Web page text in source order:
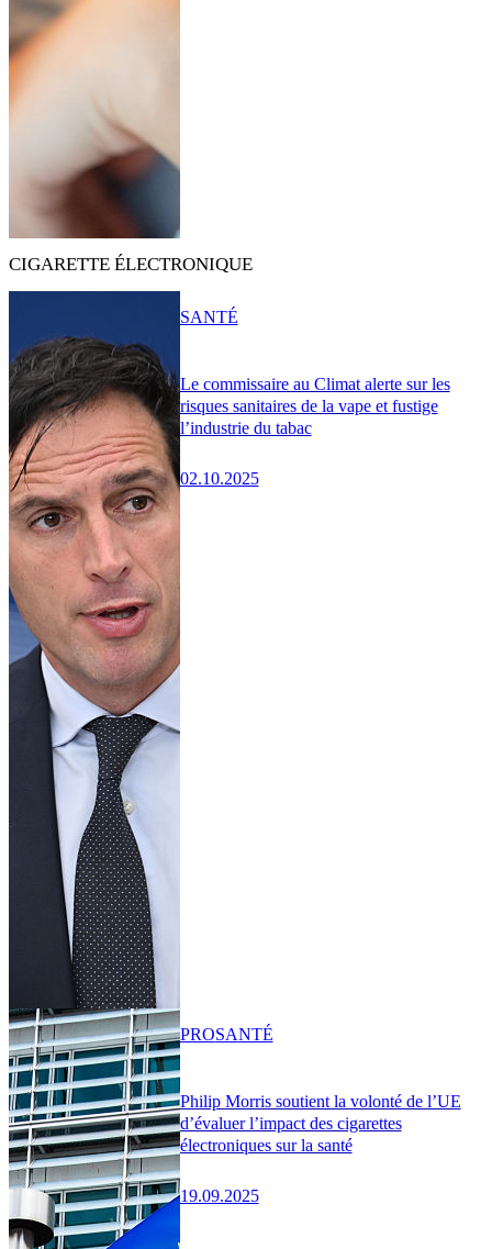
CIGARETTE ÉLECTRONIQUE
Le commissaire au Climat alerte sur les
risques sanitaires de la vape et fustige
l’industrie du tabac
02.10.2025
SANTÉ
Philip Morris soutient la volonté de l’UE
d’évaluer l’impact des cigarettes
électroniques sur la santé
19.09.2025
PROSANTÉ